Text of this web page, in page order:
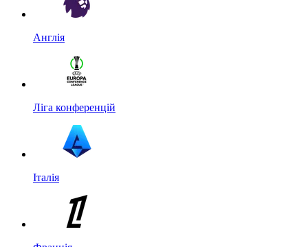
Англія
Ліга конференцій
Італія